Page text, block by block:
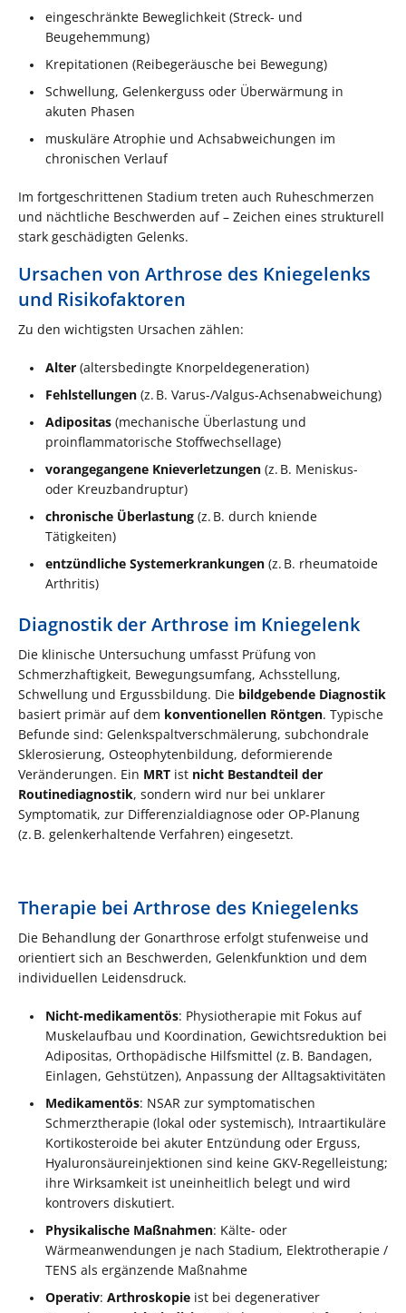
eingeschränkte Beweglichkeit (Streck- und
Beugehemmung)
Krepitationen (Reibegeräusche bei Bewegung)
Schwellung, Gelenkerguss oder Überwärmung in
akuten Phasen
muskuläre Atrophie und Achsabweichungen im
chronischen Verlauf
Im fortgeschrittenen Stadium treten auch Ruheschmerzen
und nächtliche Beschwerden auf – Zeichen eines strukturell
stark geschädigten Gelenks.
Ursachen von Arthrose des Kniegelenks
und Risikofaktoren
Zu den wichtigsten Ursachen zählen:
Alter (altersbedingte Knorpeldegeneration)
Fehlstellungen (z. B. Varus-/Valgus-Achsenabweichung)
Adipositas (mechanische Überlastung und
proinflammatorische Stoffwechsellage)
vorangegangene Knieverletzungen (z. B. Meniskus-
oder Kreuzbandruptur)
chronische Überlastung (z. B. durch kniende
Tätigkeiten)
entzündliche Systemerkrankungen (z. B. rheumatoide
Arthritis)
Diagnostik der Arthrose im Kniegelenk
Die klinische Untersuchung umfasst Prüfung von
Schmerzhaftigkeit, Bewegungsumfang, Achsstellung,
Schwellung und Ergussbildung. Die bildgebende Diagnostik
basiert primär auf dem konventionellen Röntgen. Typische
Befunde sind: Gelenkspaltverschmälerung, subchondrale
Sklerosierung, Osteophytenbildung, deformierende
Veränderungen. Ein MRT ist nicht Bestandteil der
Routinediagnostik, sondern wird nur bei unklarer
Symptomatik, zur Differenzialdiagnose oder OP-Planung
(z. B. gelenkerhaltende Verfahren) eingesetzt.
Therapie bei Arthrose des Kniegelenks
Die Behandlung der Gonarthrose erfolgt stufenweise und
orientiert sich an Beschwerden, Gelenkfunktion und dem
individuellen Leidensdruck.
Nicht-medikamentös: Physiotherapie mit Fokus auf
Muskelaufbau und Koordination, Gewichtsreduktion bei
Adipositas, Orthopädische Hilfsmittel (z. B. Bandagen,
Einlagen, Gehstützen), Anpassung der Alltagsaktivitäten
Medikamentös: NSAR zur symptomatischen
Schmerztherapie (lokal oder systemisch), Intraartikuläre
Kortikosteroide bei akuter Entzündung oder Erguss,
Hyaluronsäureinjektionen sind keine GKV-Regelleistung;
ihre Wirksamkeit ist uneinheitlich belegt und wird
kontrovers diskutiert.
Physikalische Maßnahmen: Kälte- oder
Wärmeanwendungen je nach Stadium, Elektrotherapie /
TENS als ergänzende Maßnahme
Operativ: Arthroskopie ist bei degenerativer